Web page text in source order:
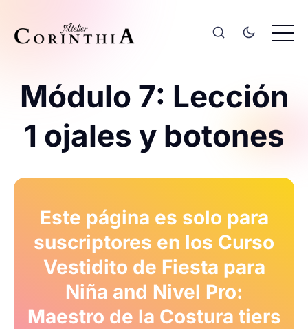
Módulo 7: Lección
1 ojales y botones
Este página es solo para
suscriptores en los Curso
Vestidito de Fiesta para
Niña and Nivel Pro:
Maestro de la Costura tiers